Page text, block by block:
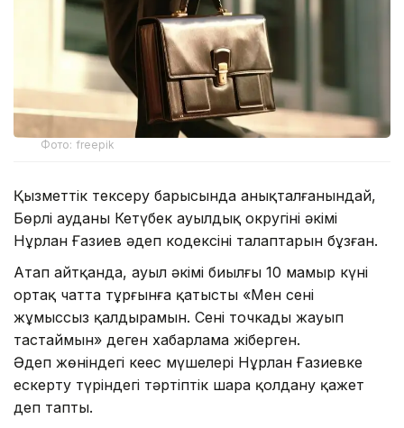
Фото: freepik
Қызметтік тексеру барысында анықталғанындай,
Бөрлі ауданы Кеңтүбек ауылдық округінің әкімі
Нұрлан Ғазиев әдеп кодексінің талаптарын бұзған.
Атап айтқанда, ауыл әкімі биылғы 10 мамыр күні
ортақ чатта тұрғынға қатысты «Мен сені
жұмыссыз қалдырамын. Сенің точкаңды жауып
тастаймын» деген хабарлама жіберген.
Әдеп жөніндегі кеңес мүшелері Нұрлан Ғазиевке
ескерту түріндегі тәртіптік шара қолдану қажет
деп тапты.